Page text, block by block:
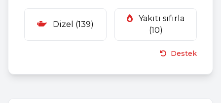
Dizel (139)
Yakıtı sıfırla
(10)
Destek